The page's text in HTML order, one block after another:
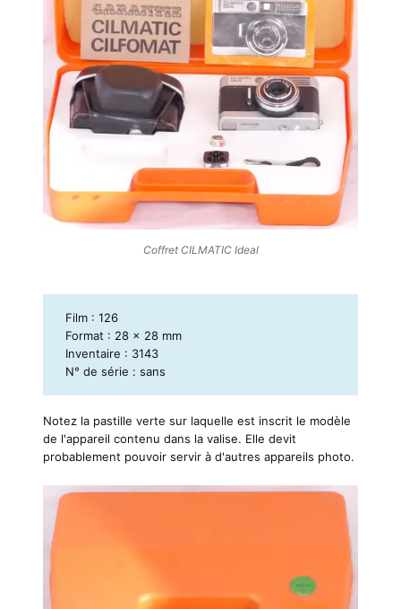
Coffret CILMATIC Ideal
Film : 126
Format : 28 x 28 mm
Inventaire : 3143
N° de série : sans
Notez la pastille verte sur laquelle est inscrit le modèle
de l'appareil contenu dans la valise. Elle devit
probablement pouvoir servir à d'autres appareils photo.